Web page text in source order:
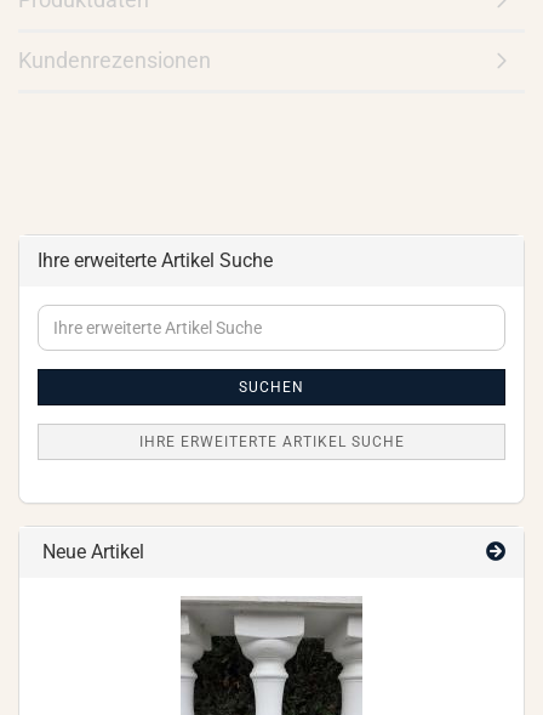
Kundenrezensionen
Ihre erweiterte Artikel Suche
Ihre
erweiterte
SUCHEN
IHRE ERWEITERTE ARTIKEL SUCHE
Neue Artikel